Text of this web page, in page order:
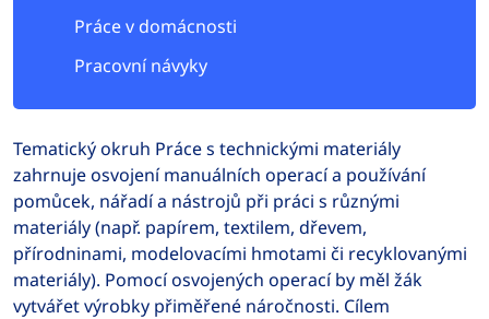
Práce v domácnosti
Pracovní návyky
Tematický okruh Práce s technickými materiály
zahrnuje osvojení manuálních operací a používání
pomůcek, nářadí a nástrojů při práci s různými
materiály (např. papírem, textilem, dřevem,
přírodninami, modelovacími hmotami či recyklovanými
materiály). Pomocí osvojených operací by měl žák
vytvářet výrobky přiměřené náročnosti. Cílem